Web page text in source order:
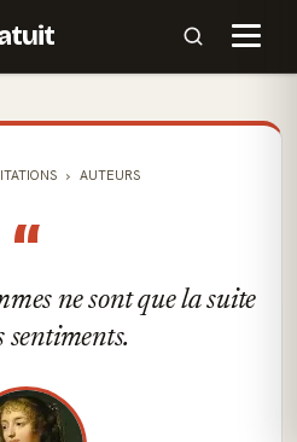
AUTEURS
“
ne sont que la suite
sentiments.